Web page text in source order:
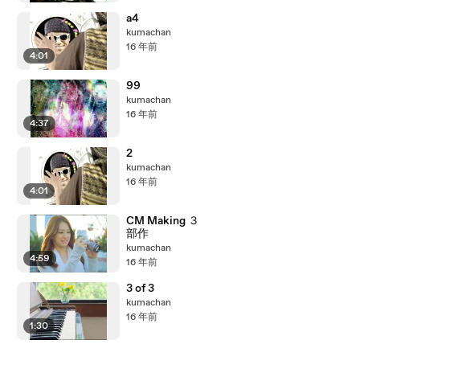
4:01
a4
kumachan
16 年前
4:37
99
kumachan
16 年前
4:01
2
kumachan
16 年前
4:59
CM Making ３
部作
kumachan
16 年前
1:30
3 of 3
kumachan
16 年前